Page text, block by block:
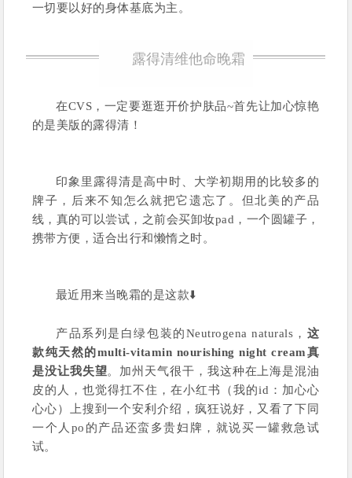
一切要以好的身体基底为主。
露得清维他命晚霜
在CVS，一定要逛逛开价护肤品~首先让加心惊艳
的是美版的露得清！
印象里露得清是高中时、大学初期用的比较多的
牌子，后来不知怎么就把它遗忘了。但北美的产品
线，真的可以尝试，之前会买卸妆pad，一个圆罐子，
携带方便，适合出行和懒惰之时。
最近用来当晚霜的是这款⬇️
产品系列是白绿包装的Neutrogena naturals，这
款纯天然的multi-vitamin nourishing night cream真
是没让我失望。加州天气很干，我这种在上海是混油
皮的人，也觉得扛不住，在小红书（我的id：加心心
心心）上搜到一个安利介绍，疯狂说好，又看了下同
一个人po的产品还蛮多贵妇牌，就说买一罐救急试
试。